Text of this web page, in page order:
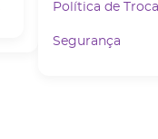
Política de
Segurança